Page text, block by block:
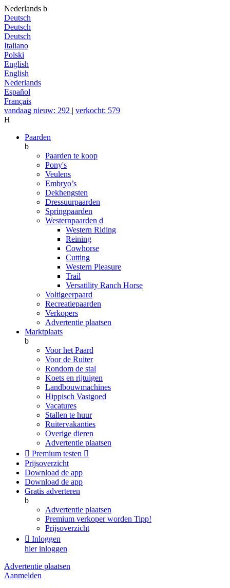
Nederlands b
Deutsch
Deutsch
Deutsch
Italiano
Polski
English
English
Nederlands
Español
Français
vandaag nieuw: 292 | verkocht: 579
H
Paarden
b
Paarden te koop
Pony's
Veulens
Embryo’s
Dekhengsten
Dressuurpaarden
Springpaarden
Westernpaarden d
Western Riding
Reining
Cowhorse
Cutting
Western Pleasure
Trail
Versatility Ranch Horse
Voltigeerpaard
Recreatiepaarden
Verkopers
Advertentie plaatsen
Marktplaats
b
Voor het Paard
Voor de Ruiter
Rondom de stal
Koets en rijtuigen
Landbouwmachines
Hippisch Vastgoed
Vacatures
Stallen te huur
Ruitervakanties
Overige dieren
Advertentie plaatsen
 Premium testen 
Prijsoverzicht
Download de app
Download de app
Gratis adverteren
b
Advertentie plaatsen
Premium verkoper worden Tipp!
Prijsoverzicht
 Inloggen
hier inloggen
Advertentie plaatsen
Aanmelden